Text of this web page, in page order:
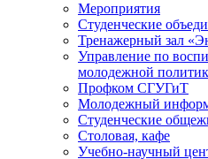
Мероприятия
Студенческие
Тренажерный зал
Управление по
молодежной
Профком СГУГиТ
Молодежный
Студенческие
Столовая, кафе
Учебно-научный